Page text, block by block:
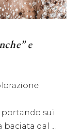
e
portando sui
baciata dal